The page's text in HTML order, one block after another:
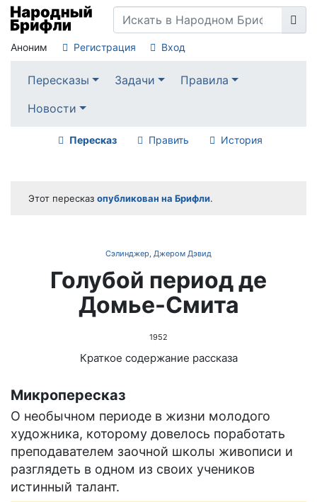
Аноним Регистрация Вход
Пересказы Задачи
Правила
Новости
Пересказ Править История
Этот пересказ опубликован на Брифли.
Сэлинджер, Джером Дэвид
Голубой период де
Домье-Смита
1952
Краткое содержание рассказа
Микропересказ
О необычном периоде в жизни молодого
художника, которому довелось поработать
преподавателем заочной школы живописи и
разглядеть в одном из своих учеников
истинный талант.